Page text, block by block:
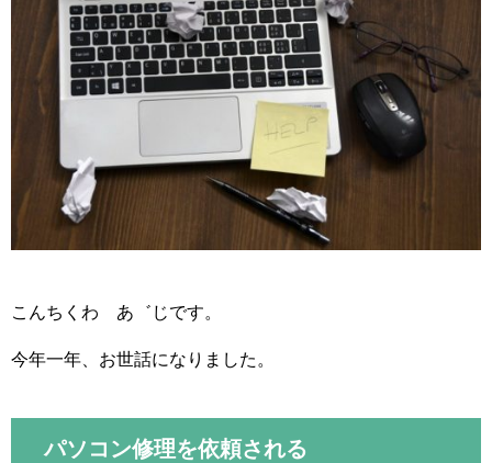
こんちくわ あ゛じです。
今年一年、お世話になりました。
パソコン修理を依頼される